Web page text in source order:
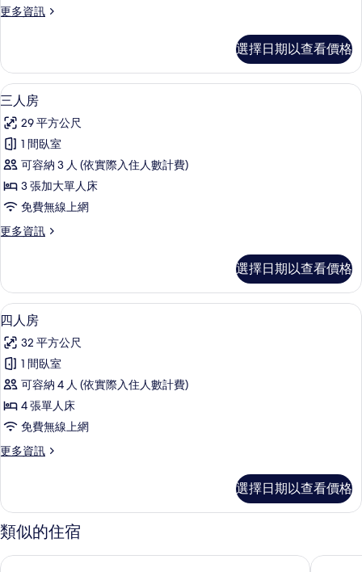
有
片
更多資訊
更
房
的
詳
選擇日期以查看價格
顯
示
三
人
房
的
有
片
5
三人房
29 平方公尺
1 間臥室
可容納 3 人 (依實際入住人數計費)
3 張加大單人床
免費無線上網
更多資訊
更
房
的
詳
選擇日期以查看價格
顯
示
四
人
房
的
有
片
4
四人房
32 平方公尺
1 間臥室
可容納 4 人 (依實際入住人數計費)
4 張單人床
免費無線上網
更多資訊
更
房
的
詳
選擇日期以查看價格
類似的住宿
盧克索飯店